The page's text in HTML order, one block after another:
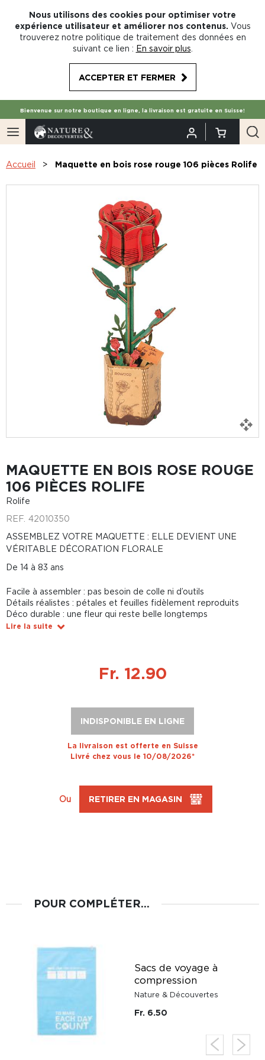
Nous utilisons des cookies pour optimiser votre
expérience utilisateur et améliorer nos contenus. Vous
trouverez notre politique de traitement des données en
suivant ce lien : En savoir plus
ACCEPTER ET FERMER
Bienvenue sur notre boutique en ligne, la livraison est gratuite en Suisse!
Accueil Maquette en bois rose rouge 106 pièces Rolife
MAQUETTE EN BOIS ROSE ROUGE
106 PIÈCES ROLIFE
Rolife
REF. 42010350
ASSEMBLEZ VOTRE MAQUETTE : ELLE DEVIENT UNE
VÉRITABLE DÉCORATION FLORALE
De 14 à 83 ans
Facile à assembler : pas besoin de colle ni d’outils
Détails réalistes : pétales et feuilles fidèlement reproduits
Déco durable : une fleur qui reste belle longtemps
Lire la suite
Fr. 12.90
INDISPONIBLE EN LIGNE
La livraison est offerte en Suisse
Livré chez vous le 10/08/2026*
Ou RETIRER EN MAGASIN
POUR COMPLÉTER...
Sacs de voyage à
compression
Nature & Découvertes
Fr. 6.50